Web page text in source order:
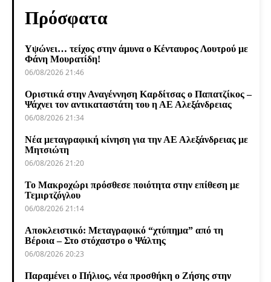
Πρόσφατα
Υψώνει… τείχος στην άμυνα ο Κένταυρος Λουτρού με
Φάνη Μουρατίδη!
06/08/2026 21:46
Οριστικά στην Αναγέννηση Καρδίτσας ο Παπατζίκος –
Ψάχνει τον αντικαταστάτη του η ΑΕ Αλεξάνδρειας
06/08/2026 21:34
Νέα μεταγραφική κίνηση για την ΑΕ Αλεξάνδρειας με
Μητσιώτη
06/08/2026 21:20
Το Μακροχώρι πρόσθεσε ποιότητα στην επίθεση με
Τεμιρτζόγλου
06/08/2026 21:14
Αποκλειστικό: Μεταγραφικό “χτύπημα” από τη
Βέροια – Στο στόχαστρο ο Ψάλτης
06/08/2026 20:23
Παραμένει ο Πήλιος, νέα προσθήκη ο Ζήσης στην